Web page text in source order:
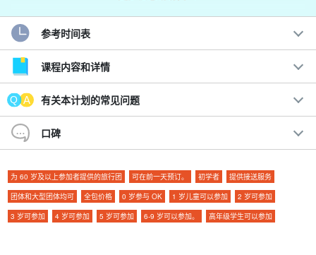
为...
◆ 希望一起玩乐的家庭成员。
◆ 希望在团体中享受乐趣的人。
◆ 为那些想让孩子们在海里玩耍的人准备的。
◆ 适合同时想享受浮潜和海上运动的游客。
考虑团体旅行的人，如学生旅行、毕业旅行、公司旅行等。
设备租赁和午餐），只需预订，即可享受一天的服务！
参考时间表
课程内容和详情
有关本计划的常见问题
口碑
为 60 岁及以上参加者提供的旅行团 可在前一天预订。 初学者
提供接送服务
团体和大型团体均可
全包价格 0 岁参与 OK 1 岁儿童可以参加
2 岁可参加
3 岁可参加
4 岁可参加 5 岁可参加 6-9 岁可以参加。 高年级学生可以参加